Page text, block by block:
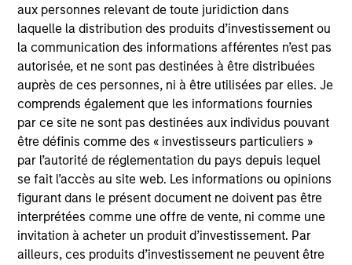
aux personnes relevant de toute juridiction dans
laquelle la distribution des produits d’investissement ou
la communication des informations afférentes n’est pas
autorisée, et ne sont pas destinées à être distribuées
auprès de ces personnes, ni à être utilisées par elles. Je
comprends également que les informations fournies
par ce site ne sont pas destinées aux individus pouvant
être définis comme des « investisseurs particuliers »
par l’autorité de réglementation du pays depuis lequel
se fait l’accès au site web. Les informations ou opinions
figurant dans le présent document ne doivent pas être
interprétées comme une offre de vente, ni comme une
invitation à acheter un produit d’investissement. Par
ailleurs, ces produits d’investissement ne peuvent être
View Site
Board Membership
Lincoln Isetta
Investment Team
Morgan Stanley Expansion Capital